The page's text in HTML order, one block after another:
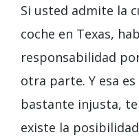
Si usted admite la
coche en Texas,
responsabilidad
otra parte. Y esa
bastante injusta,
existe la